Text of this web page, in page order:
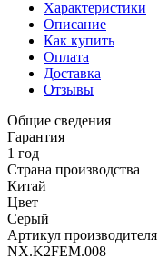
Характеристики
Описание
Как купить
Оплата
Доставка
Отзывы
Общие сведения
Гарантия
1 год
Страна производства
Китай
Цвет
Серый
Артикул производителя
NX.K2FEM.008